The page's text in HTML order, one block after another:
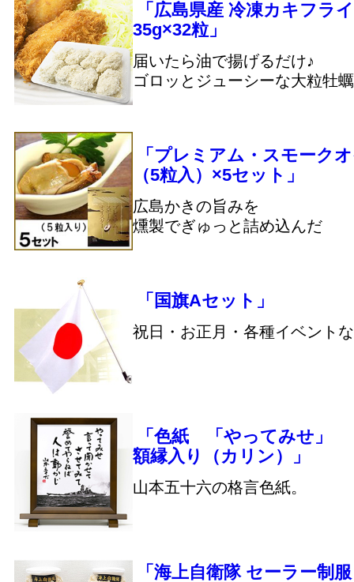
「広島県産 冷凍カキフライ
35g×32粒」
届いたら油で揚げるだけ♪
ゴロッとジューシーな大粒牡
「プレミアム・スモーク
（5粒入）×5セット」
広島かきの旨みを
燻製でぎゅっと詰め込んだ
「国旗Aセット」
祝日・お正月・各種イベント
「色紙 「やってみせ」
額縁入り（カリン）」
山本五十六の格言色紙。
「海上自衛隊 セーラー制服